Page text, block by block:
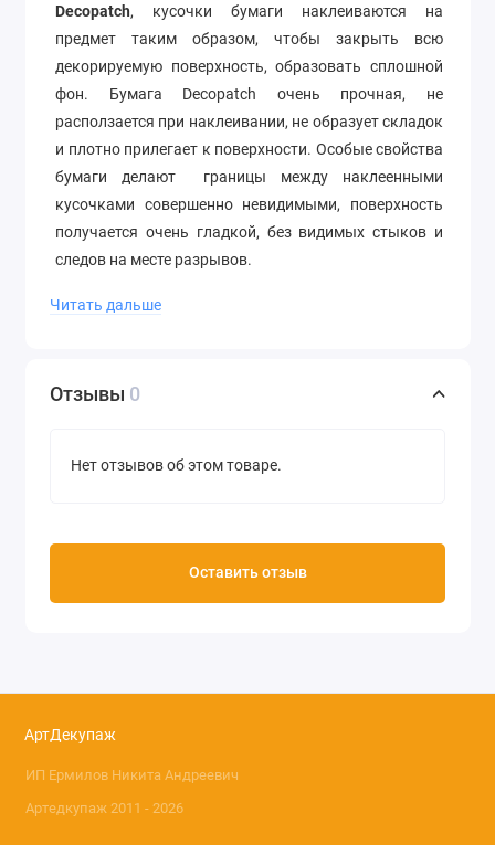
Decopatch, кусочки бумаги наклеиваются на
предмет таким образом, чтобы закрыть всю
декорируемую поверхность, образовать сплошной
фон. Бумага Decopatch очень прочная, не
расползается при наклеивании, не образует складок
и плотно прилегает к поверхности. Особые свойства
бумаги делают границы между наклеенными
кусочками совершенно невидимыми, поверхность
получается очень гладкой, без видимых стыков и
следов на месте разрывов.
Размер 30х40 см
Производство Decopatch (Франция)
Читать дальше
Отзывы 0
Нет отзывов об этом товаре.
Оставить отзыв
АртДекупаж
ИП Ермилов Никита Андреевич
Артедкупаж 2011 - 2026